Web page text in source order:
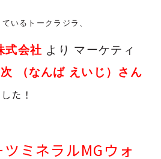
いるトークラジラ、
式会社 より マーケティ
（なんば えいじ）さん
た！
ツミネラルMGウォ